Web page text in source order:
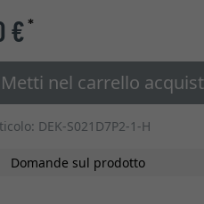
€*
Metti nel carrello
DEK-S021D7P2-1-H
Domande sul prodotto